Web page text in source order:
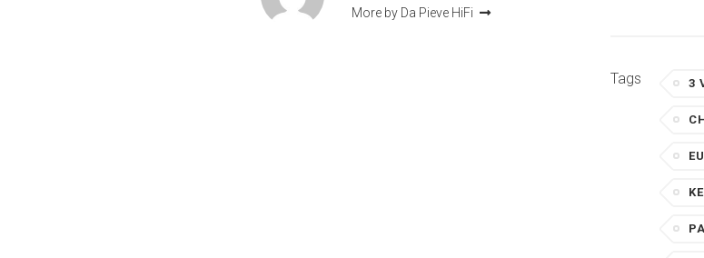
More by Da Pieve HiFi
Tags 3